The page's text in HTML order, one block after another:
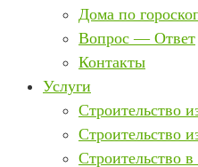
Дома по
Вопрос — Ответ
Контакты
Услуги
Строительство
Строительство
Строительство